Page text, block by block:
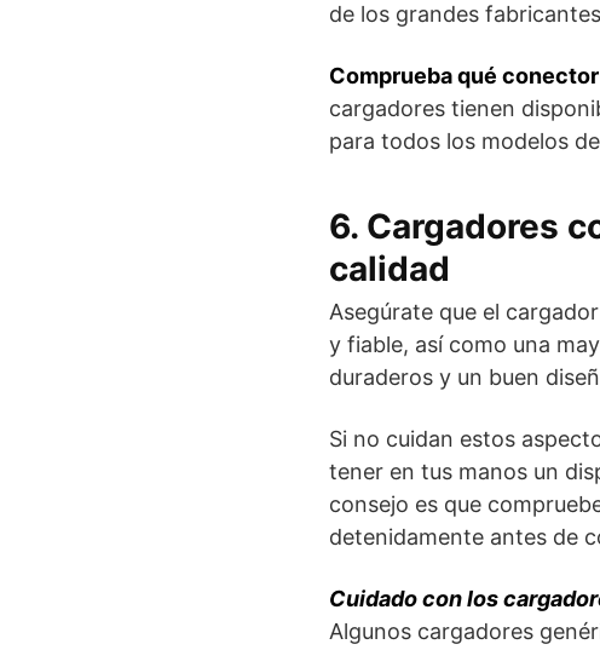
de los grandes
Comprueba qué
cargadores tienen
para todos los modelos
6. Cargadores
calidad
Asegúrate que el
y fiable, así como una
duraderos y un buen
Si no cuidan estos
tener en tus manos un
consejo es que
detenidamente antes de
Cuidado con los
Algunos cargadores